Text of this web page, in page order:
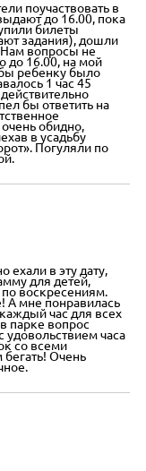
поучаствовать в
до 16.00, пока
билеты
задания), дошли
вопросы не
до 16.00, на мой
бы ребенку было
1 час 45
бы ответить на
обидно,
в усадьбу
Погуляли по
ехали в эту дату,
для детей,
воскресениям.
А мне понравилась
час для всех
парке вопрос
удовольствием часа
со всеми
бегать! Очень